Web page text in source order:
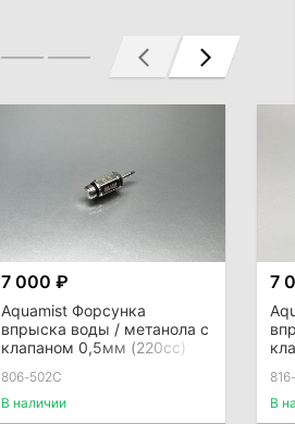
7 000 ₽
Aquamist Форсунка
впрыска воды / метанола с
клапаном 0,5мм (220сс)
port
806-502C
В наличии
7
В